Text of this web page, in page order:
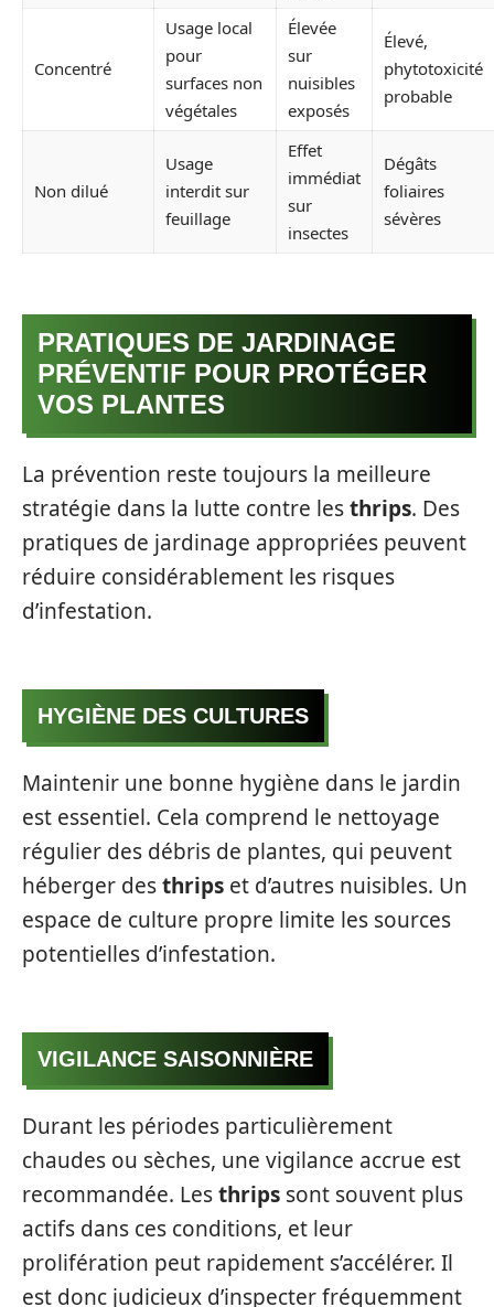
Concentré
Usage local
pour
surfaces non
végétales
Élevée
sur
nuisibles
exposés
Élevé,
phytotoxicité
probable
Non dilué
Usage
interdit sur
feuillage
Effet
immédiat
sur
insectes
Dégâts
foliaires
sévères
PRATIQUES DE JARDINAGE
PRÉVENTIF POUR PROTÉGER
VOS PLANTES
La prévention reste toujours la meilleure
stratégie dans la lutte contre lesthrips. Des
pratiques de jardinage appropriées peuvent
réduire considérablement les risques
d’infestation.
HYGIÈNE DES CULTURES
Maintenir une bonne hygiène dans le jardin
est essentiel. Cela comprend le nettoyage
régulier des débris de plantes, qui peuvent
héberger desthrips et d’autres nuisibles. Un
espace de culture propre limite les sources
potentielles d’infestation.
VIGILANCE SAISONNIÈRE
Durant les périodes particulièrement
chaudes ou sèches, une vigilance accrue est
recommandée. Lesthrips sont souvent plus
actifs dans ces conditions, et leur
prolifération peut rapidement s’accélérer. Il
est donc judicieux d’inspecter fréquemment